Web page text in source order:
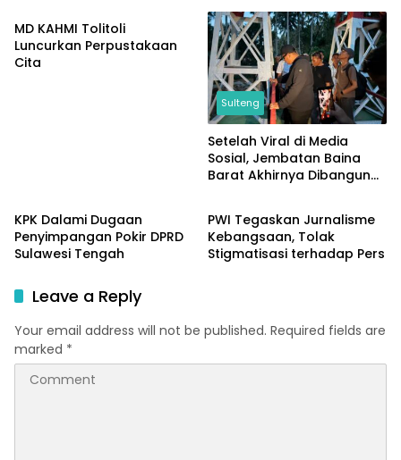
Buaya
MD KAHMI Tolitoli
Luncurkan Perpustakaan
Cita
Sulteng
Setelah Viral di Media
Sosial, Jembatan Baina
Barat Akhirnya Dibangun
KPK Dalami Dugaan
Penyimpangan Pokir DPRD
Sulawesi Tengah
Sulteng
PWI Tegaskan Jurnalisme
Kebangsaan, Tolak
Stigmatisasi terhadap Pers
Leave a Reply
Your email address will not be published. Required fields are
marked *